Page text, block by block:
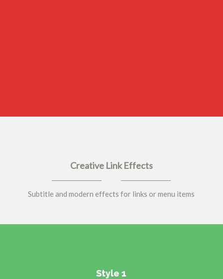
Creative Link Effects
Subtitle and modern effects for links or menu items
Style 1